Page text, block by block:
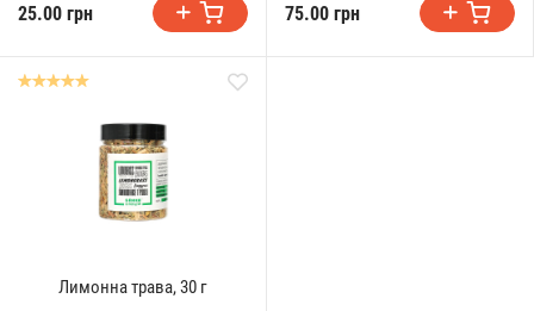
25.00 грн 75.00 грн
Лимонна трава, 30 г